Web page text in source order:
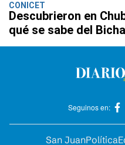
CONICET
Descubrieron en
qué se sabe del
Seguinos en:
San JuanPolítica